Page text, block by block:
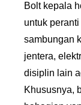
Bolt kepala
untuk
sambungan
jentera,
disiplin lain
Khususnya,